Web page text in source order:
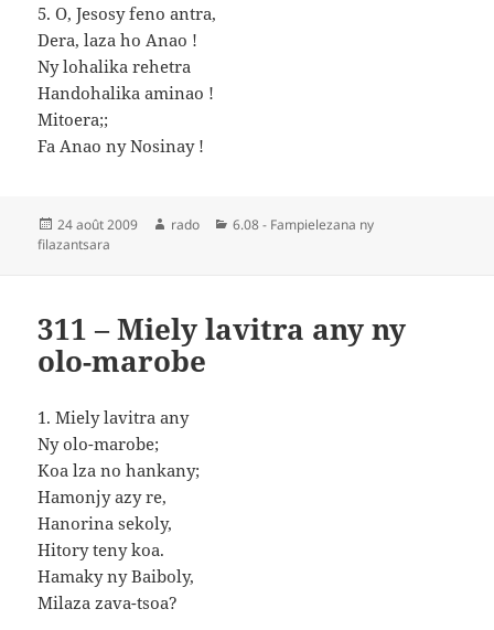
5. O, Jesosy feno antra,
Dera, laza ho Anao !
Ny lohalika rehetra
Handohalika aminao !
Mitoera;;
Fa Anao ny Nosinay !
Publié
le
24 août 2009 Auteur
rado Catégories
6.08 - Fampielezana ny
filazantsara
311 – Miely lavitra any ny
olo-marobe
1. Miely lavitra any
Ny olo-marobe;
Koa lza no hankany;
Hamonjy azy re,
Hanorina sekoly,
Hitory teny koa.
Hamaky ny Baiboly,
Milaza zava-tsoa?